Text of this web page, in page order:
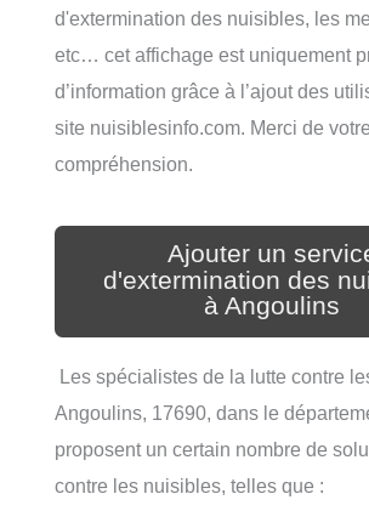
d'extermination des nuisibles, les
etc… cet affichage est uniquement
d’information grâce à l’ajout des
site nuisiblesinfo.com. Merci de votre
compréhension.
Ajouter un
d'extermination des
à Angoulins
Les spécialistes de la lutte contre
Angoulins, 17690, dans le
proposent un certain nombre de
contre les nuisibles, telles que :